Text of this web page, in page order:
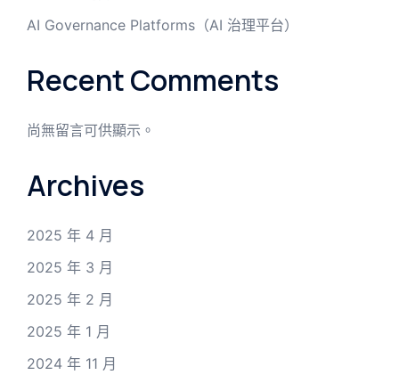
AI Governance Platforms（AI 治理平台）
Recent Comments
尚無留言可供顯示。
Archives
2025 年 4 月
2025 年 3 月
2025 年 2 月
2025 年 1 月
2024 年 11 月